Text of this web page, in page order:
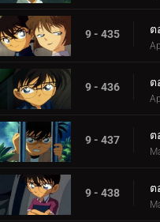
9 - 435
9 - 436
9 - 437
9 - 438